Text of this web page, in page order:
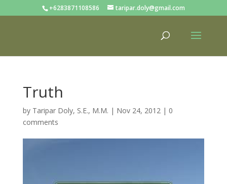
+6283871108586 taripar.doly@gmail.com
Truth
by Taripar Doly, S.E., M.M. | Nov 24, 2012| 0
comments